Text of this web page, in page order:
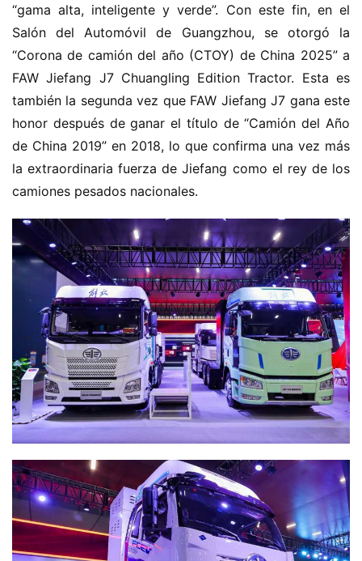
“gama alta, inteligente y verde”. Con este fin, en el
Salón del Automóvil de Guangzhou, se otorgó la
“Corona de camión del año (CTOY) de China 2025” a
FAW Jiefang J7 Chuangling Edition Tractor. Esta es
también la segunda vez que FAW Jiefang J7 gana este
honor después de ganar el título de “Camión del Año
de China 2019” en 2018, lo que confirma una vez más
la extraordinaria fuerza de Jiefang como el rey de los
camiones pesados nacionales.